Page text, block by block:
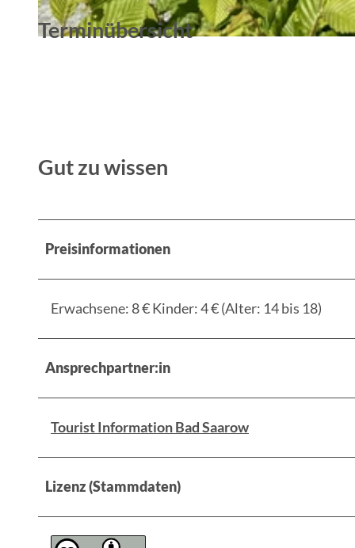
Terminübersicht
Gut zu wissen
Preisinformationen
Erwachsene: 8 € Kinder: 4 € (Alter: 14 bis 18)
Ansprechpartner:in
Tourist Information Bad Saarow
Lizenz (Stammdaten)